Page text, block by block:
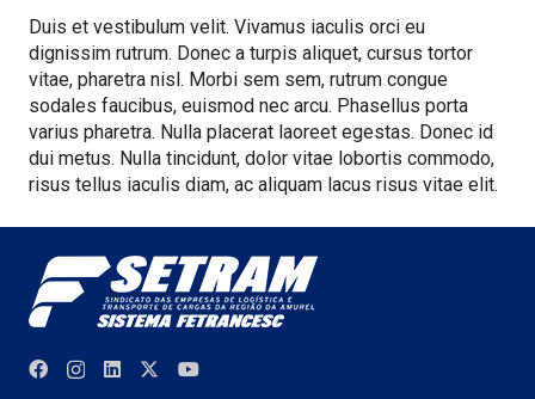
Duis et vestibulum velit. Vivamus iaculis orci eu
dignissim rutrum. Donec a turpis aliquet, cursus tortor
vitae, pharetra nisl. Morbi sem sem, rutrum congue
sodales faucibus, euismod nec arcu. Phasellus porta
varius pharetra. Nulla placerat laoreet egestas. Donec id
dui metus. Nulla tincidunt, dolor vitae lobortis commodo,
risus tellus iaculis diam, ac aliquam lacus risus vitae elit.